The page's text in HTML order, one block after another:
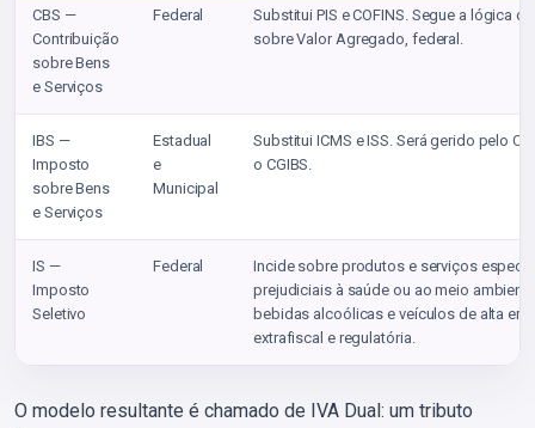
CBS —
Contribuição
sobre Bens
e Serviços
Federal
Substitui PIS e COFINS. Segue a lógica
sobre Valor Agregado, federal.
IBS —
Imposto
sobre Bens
e Serviços
Estadual
e
Municipal
Substitui ICMS e ISS. Será gerido pelo
o CGIBS.
IS —
Imposto
Seletivo
Federal
Incide sobre produtos e serviços
prejudiciais à saúde ou ao meio
bebidas alcoólicas e veículos de alta
extrafiscal e regulatória.
O modelo resultante é chamado de IVA Dual: um tributo